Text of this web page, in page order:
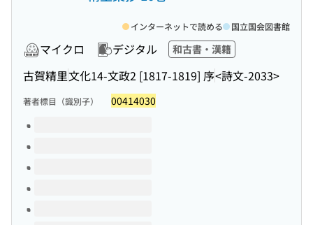
マイクロ デジタル 和古書・漢籍
古賀精里文化14-文政2 [1817-1819] 序<詩文-2033>
インターネットで読める 国立国会図書館
著者標目（識別子） 00414030
このタイトルの巻号